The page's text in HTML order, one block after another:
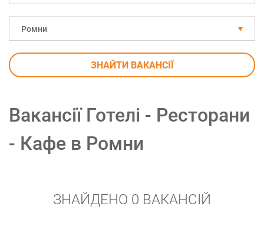
Ромни
ЗНАЙТИ ВАКАНСІЇ
Вакансії Готелі - Ресторани
- Кафе в Ромни
ЗНАЙДЕНО 0 ВАКАНСІЙ